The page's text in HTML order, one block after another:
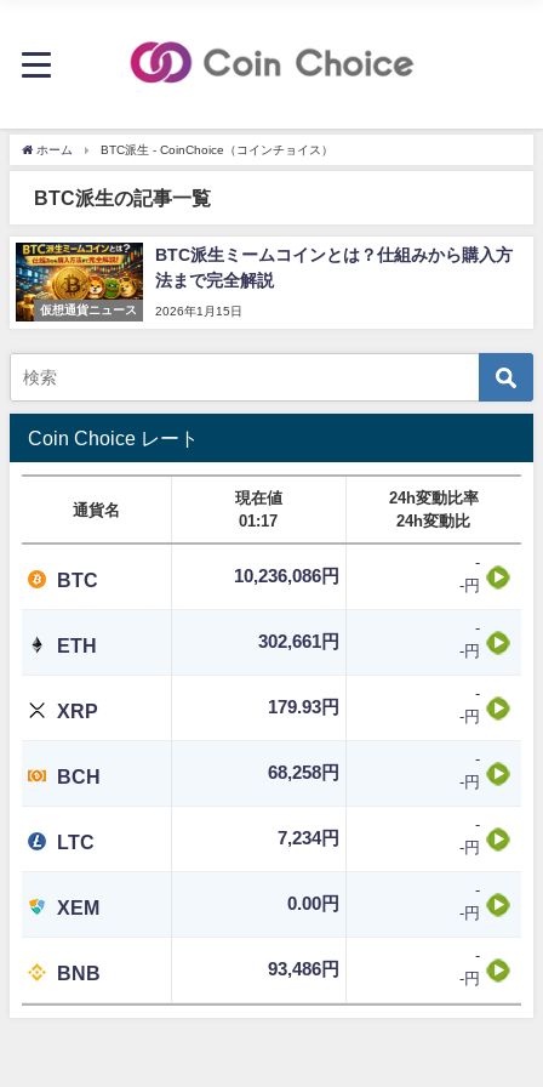
ホーム BTC派生 - CoinChoice（コインチョイス）
BTC派生の記事一覧
仮想通貨ニュース
BTC派生ミームコインとは？仕組みから購入方
法まで完全解説
2026年1月15日
Coin Choice レート
通貨名
現在値
01:17
24h変動比率
24h変動比
BTC 10,236,086円
-
-円
ETH 302,661円
-
-円
XRP 179.93円
-
-円
BCH 68,258円
-
-円
LTC 7,234円
-
-円
XEM 0.00円
-
-円
BNB 93,486円
-
-円